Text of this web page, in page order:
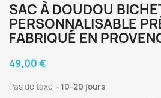
SAC À DOUDOU
PERSONNALISABLE
FABRIQUÉ EN
49,00 €
Pas de taxe 10-20 jours